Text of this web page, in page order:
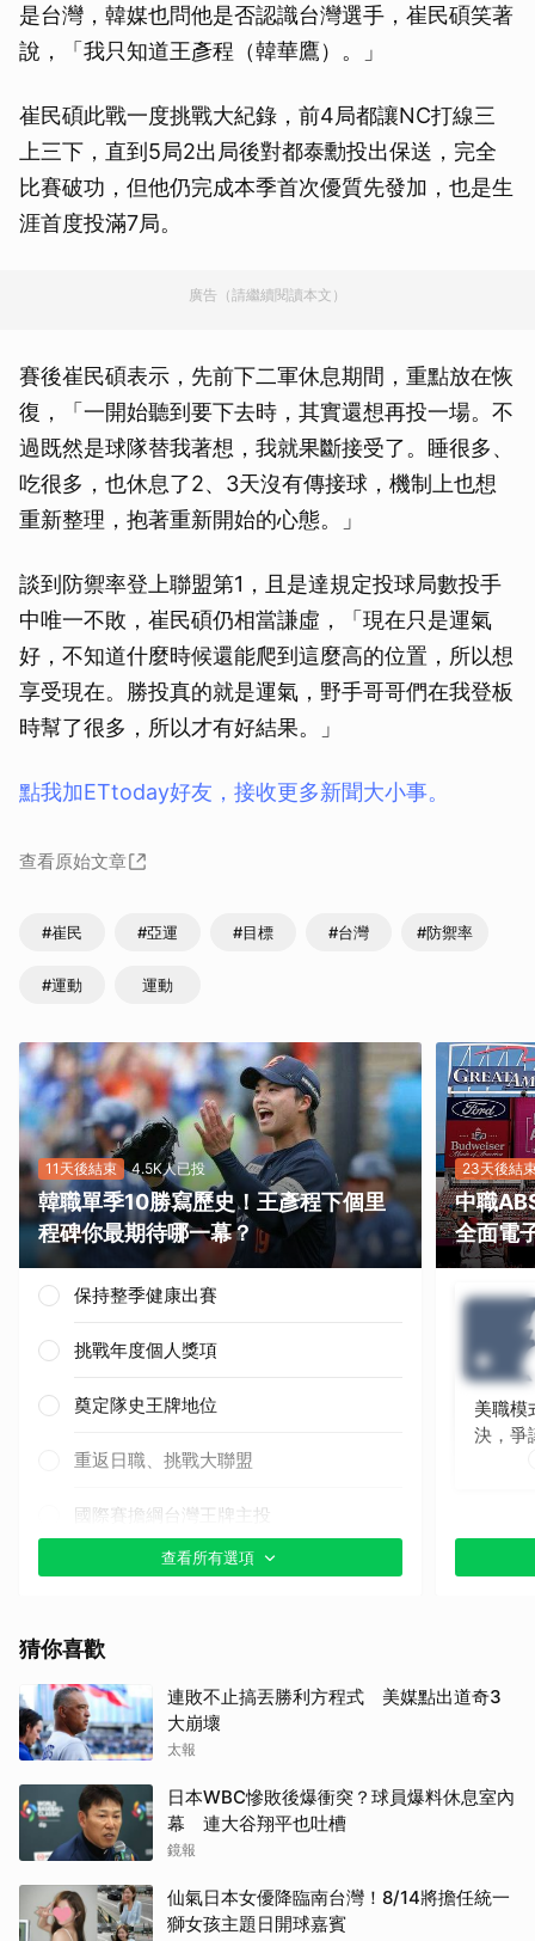
是台灣，韓媒也問他是否認識台灣選手，崔民碩笑著
說，「我只知道王彥程（韓華鷹）。」
崔民碩此戰一度挑戰大紀錄，前4局都讓NC打線三
上三下，直到5局2出局後對都泰勳投出保送，完全
比賽破功，但他仍完成本季首次優質先發加，也是生
涯首度投滿7局。
廣告（請繼續閱讀本文）
賽後崔民碩表示，先前下二軍休息期間，重點放在恢
復，「一開始聽到要下去時，其實還想再投一場。不
過既然是球隊替我著想，我就果斷接受了。睡很多、
吃很多，也休息了2、3天沒有傳接球，機制上也想
重新整理，抱著重新開始的心態。」
談到防禦率登上聯盟第1，且是達規定投球局數投手
中唯一不敗，崔民碩仍相當謙虛，「現在只是運氣
好，不知道什麼時候還能爬到這麼高的位置，所以想
享受現在。勝投真的就是運氣，野手哥哥們在我登板
時幫了很多，所以才有好結果。」
點我加ETtoday好友，接收更多新聞大小事。
查看原始文章
#崔民 #亞運 #目標 #台灣 #防禦率
#運動 運動
11天後結束 4.5K人已投
韓職單季10勝寫歷史！王彥程下個里
程碑你最期待哪一幕？
保持整季健康出賽
挑戰年度個人獎項
奠定隊史王牌地位
重返日職、挑戰大聯盟
國際賽擔綱台灣王牌主投
其他（歡迎貼文分享）
查看所有選項
23天後結
中職
全面電
美職模
決，爭
猜你喜歡
連敗不止搞丟勝利方程式 美媒點出道奇3
大崩壞
太報
日本WBC慘敗後爆衝突？球員爆料休息室內
幕 連大谷翔平也吐槽
鏡報
仙氣日本女優降臨南台灣！8/14將擔任統一
獅女孩主題日開球嘉賓